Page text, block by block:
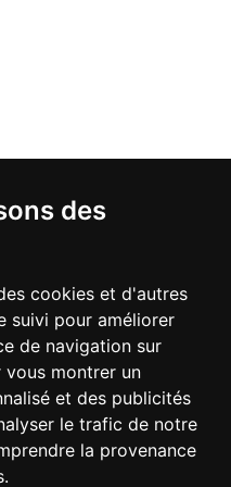
des
cookies et d'autres
suivi pour améliorer
de navigation sur
montrer un
et des publicités
le trafic de notre
la provenance
mise en relation valable 5